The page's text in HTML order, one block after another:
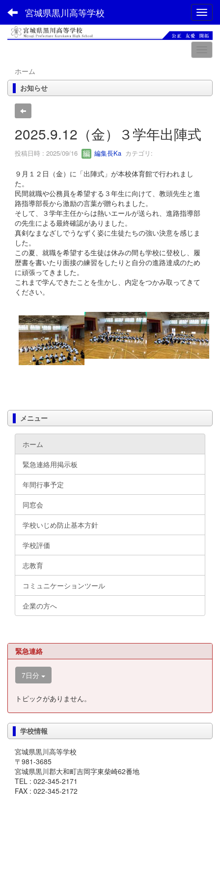
宮城県黒川高等学校
ホーム
お知らせ
2025.9.12（金）３学年出陣式
投稿日時 : 2025/09/16 編集長Ka カテゴリ:
９月１２日（金）に「出陣式」が本校体育館で行われまし
た。
民間就職や公務員を希望する３年生に向けて、教頭先生と進
路指導部長から激励の言葉が贈られました。
そして、３学年主任からは熱いエールが送られ、進路指導部
の先生による最終確認がありました。
真剣なまなざしでうなずく姿に生徒たちの強い決意を感じま
した。
この夏、就職を希望する生徒は休みの間も学校に登校し、履
歴書を書いたり面接の練習をしたりと自分の進路達成のため
に頑張ってきました。
これまで学んできたことを生かし、内定をつかみ取ってきて
ください。
メニュー
ホーム
緊急連絡用掲示板
年間行事予定
同窓会
学校いじめ防止基本方針
学校評価
志教育
コミュニケーションツール
企業の方へ
緊急連絡
7日分
トピックがありません。
学校情報
宮城県黒川高等学校
〒981-3685
宮城県黒川郡大和町吉岡字東柴崎62番地
TEL : 022-345-2171
FAX : 022-345-2172